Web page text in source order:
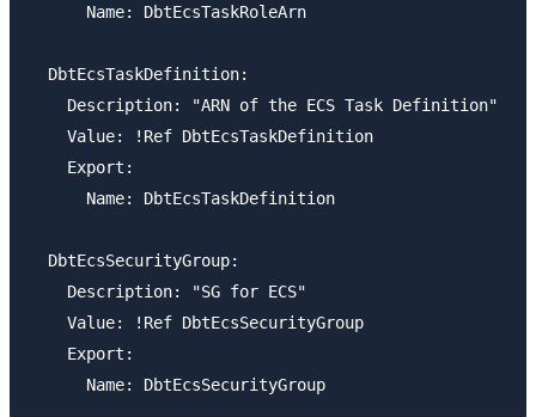
      Name: DbtEcsTaskRoleArn
  DbtEcsTaskDefinition:
    Description: "ARN of the ECS Task Definition"
    Value: !Ref DbtEcsTaskDefinition
    Export:
      Name: DbtEcsTaskDefinition
  DbtEcsSecurityGroup:
    Description: "SG for ECS"
    Value: !Ref DbtEcsSecurityGroup
    Export: